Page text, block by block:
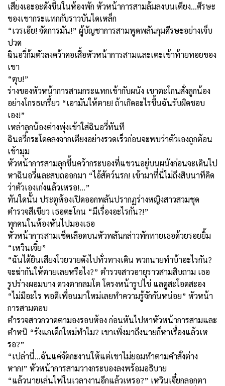
เสียงเอะอะดังขึ้นในห้องพัก หัวหน้าการสามล้มลงบนเตียง...ศีรษะ
ของเขากระแทกกับราวบันไดเหล็ก
“เวรเอ๊ย! จัดการมัน!” ผู้บัญชาการสามพูดพลันกุมศีรษะอย่างเจ็บ
ปวด
ฉินอวี่ก้มตัวลงคว้าคอเสื้อหัวหน้าการสามและเตะเข้าท้ายทอยของ
เขา
“ตุบ!”
ร่างของหัวหน้าการสามกระแทกเข้ากับผนัง เขาตะโกนสั่งลูกน้อง
อย่างโกรธเกรี้ยว “เอามันให้ตาย! ถ้าเกิดอะไรขึ้นฉันรับผิดชอบ
เอง!”
เหล่าลูกน้องต่างพุ่งเข้าใส่ฉินอวี่ทันที
ฉินอวี่กระโดดลงจากเตียงอย่างรวดเร็วก่อนจะพบว่าตัวเองถูกต้อน
เข้ามุม
หัวหน้าการสามลุกขึ้นคว้ากระบองที่แขวนอยู่บนผนังก่อนจะเดินไป
หาฉินอวี่และสบถออกมา “ไอ้สัตว์นรก! เข้ามาที่นี่ไม่ถึงสิบนาทีคิด
ว่าตัวเองเก่งแล้วเหรอ!...”
ทันใดนั้น ประตูห้องเปิดออกพลันปรากฏร่างหญิงสาวสวมชุด
ตำรวจสีเขียว เธอตะโกน “มีเรื่องอะไรกัน?!”
ทุกคนในห้องหันไปมองเธอ
หัวหน้าการสามเช็ดเลือดบนหัวพลันกล่าวทักทายเธอด้วยรอยยิ้ม
“เหวินเจี๋ย”
“ฉันได้ยินเสียงโวยวายดังไปทั่วทางเดิน พวกนายทำบ้าอะไรกัน?
จะฆ่ากันให้ตายเลยหรือไง?” ตำรวจสาวอายุราวสามสิบถาม เธอ
รูปร่างผอมบาง ดวงตากลมโต โครงหน้ารูปไข่ แลดูสะโอดสะอง
“ไม่มีอะไร พอดีเพื่อนมาใหม่เลยทำความรู้จักกันหน่อย” หัวหน้า
การสามตอบ
ตำรวจสาวกวาดตามองรอบห้อง ก่อนหันไปหาหัวหน้าการสามและ
ตำหนิ “รังแกเด็กใหม่ทำไม? เขาเพิ่งมาถึงนายก็หาเรื่องแล้วเห
รอ?”
“เปล่านี่...ฉันแค่จัดกะงานให้แต่เขาไม่ยอมทำตามคำสั่งต่าง
หาก!” หัวหน้าการสามวางกระบองลงพร้อมอธิบาย
“แล้วนายเล่นไพ่ในเวลางานอีกแล้วเหรอ?” เหวินเจี๋ยกลอกตา